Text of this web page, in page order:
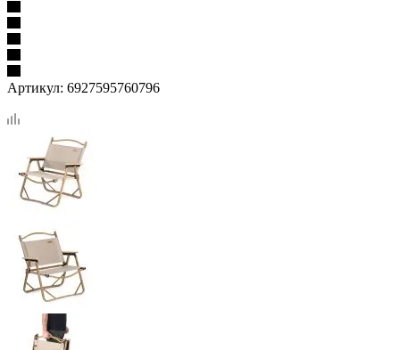
Артикул: 6927595760796